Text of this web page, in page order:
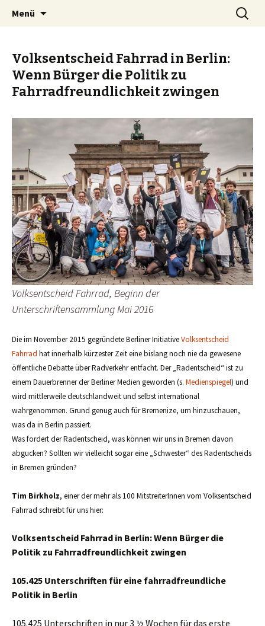
BREMENIZE
Menü
Suchen
nach:
Volksentscheid Fahrrad in Berlin:
Wenn Bürger die Politik zu
Fahrradfreundlichkeit zwingen
Volksentscheid Fahrrad, Beginn der
Unterschriftensammlung Mai 2016
Die im November 2015 gegründete Berliner InitiativeVolksentscheid
Fahrrad hat innerhalb kürzester Zeit eine bislang noch nie da gewesene
öffentliche Debatte über Radverkehr entfacht. Der „Radentscheid“ ist zu
einem Dauerbrenner der Berliner Medien geworden (s. Medienspiegel) und
wird mittlerweile deutschlandweit und selbst international
wahrgenommen. Grund genug auch für Bremenize, um hinzuschauen,
was da in Berlin passiert.
Was fordert der Radentscheid, was können wir uns in Bremen davon
abgucken? Sollten wir vielleicht sogar eine „Schwester“ des Radentscheids
in Bremen gründen?
Tim Birkholz, einer der mehr als 100 MitstreiterInnen vom Volksentscheid
Fahrrad schreibt für uns hier:
Volksentscheid Fahrrad in Berlin: Wenn Bürger die
Politik zu Fahrradfreundlichkeit zwingen
105.425 Unterschriften für eine fahrradfreundliche
Politik in Berlin
105.425 Unterschriften in nur 3 ½ Wochen für das erste